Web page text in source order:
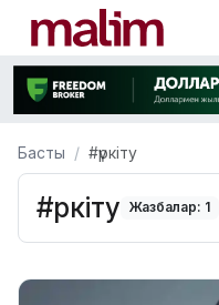
Басты #үркіту
#үркіту Жазбалар: 1